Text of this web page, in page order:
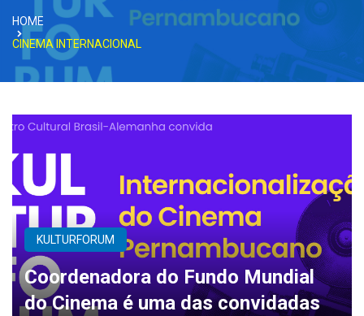
HOME
CINEMA INTERNACIONAL
KULTURFORUM
Coordenadora do Fundo Mundial
do Cinema é uma das convidadas